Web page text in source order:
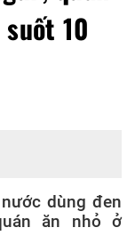
10
dùng đen
ăn nhỏ ở